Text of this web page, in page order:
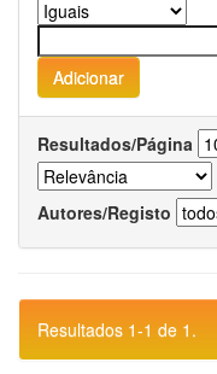
Resultados/Página
Autores/Registo
Resultados 1-1 de 1.